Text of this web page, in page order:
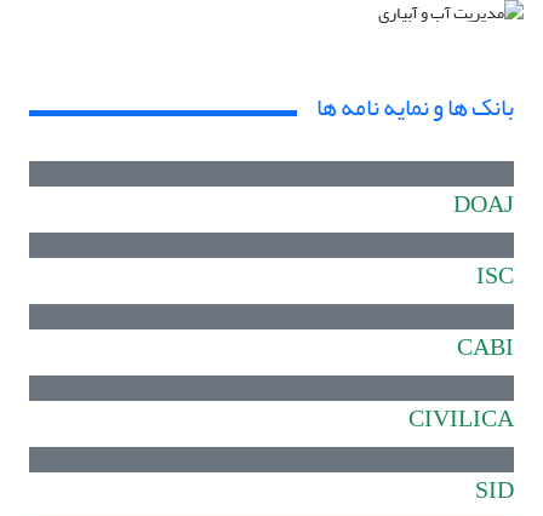
بانک ها و نمایه نامه ها
DOAJ
ISC
CABI
CIVILICA
SID